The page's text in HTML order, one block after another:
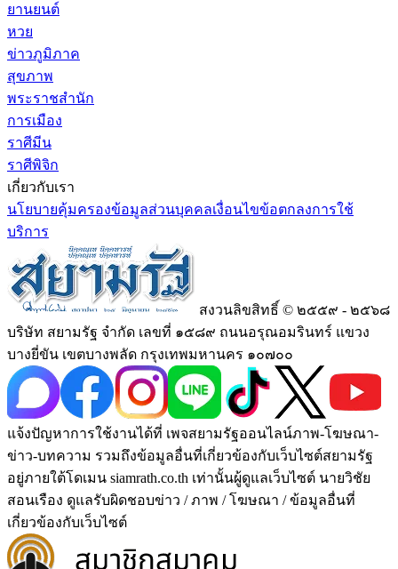
ยานยนต์
หวย
ข่าวภูมิภาค
สุขภาพ
พระราชสำนัก
การเมือง
ราศีมีน
ราศีพิจิก
เกี่ยวกับเรา
นโยบายคุ้มครองข้อมูลส่วนบุคคลเงื่อนไขข้อตกลงการใช้
บริการ
สงวนลิขสิทธิ์ © ๒๕๕๙ - ๒๕๖๘
บริษัท สยามรัฐ จำกัด เลขที่ ๑๕๘๙ ถนนอรุณอมรินทร์ แขวง
บางยี่ขัน เขตบางพลัด กรุงเทพมหานคร ๑๐๗๐๐
แจ้งปัญหาการใช้งานได้ที่ เพจสยามรัฐออนไลน์ภาพ-โฆษณา-
ข่าว-บทความ รวมถึงข้อมูลอื่นที่เกี่ยวข้องกับเว็บไซต์สยามรัฐ
อยู่ภายใต้โดเมน siamrath.co.th เท่านั้นผู้ดูแลเว็บไซต์ นายวิชัย
สอนเรือง ดูแลรับผิดชอบข่าว / ภาพ / โฆษณา / ข้อมูลอื่นที่
เกี่ยวข้องกับเว็บไซต์